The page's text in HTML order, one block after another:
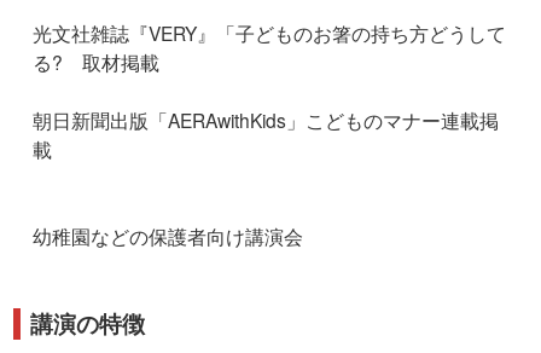
光文社雑誌『VERY』「子どものお箸の持ち方どうして
る? 取材掲載
朝日新聞出版「AERAwithKids」こどものマナー連載掲
載
幼稚園などの保護者向け講演会
講演の特徴